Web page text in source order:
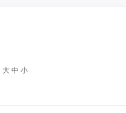
大 中 小